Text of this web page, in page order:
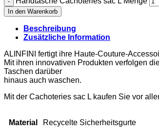
In den Warenkorb
Beschreibung
Zusätzliche Information
ALINFINI fertigt ihre Haute-Couture-
Mit ihren innovativen Produkten verfolgen
Taschen darüber
hinaus auch waschen.
Mit der Cachoteries sac L kaufen Sie vor
Material Recycelte Sicherheitsgurte